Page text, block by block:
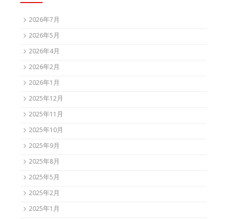
2026年7月
2026年5月
2026年4月
2026年2月
2026年1月
2025年12月
2025年11月
2025年10月
2025年9月
2025年8月
2025年5月
2025年2月
2025年1月